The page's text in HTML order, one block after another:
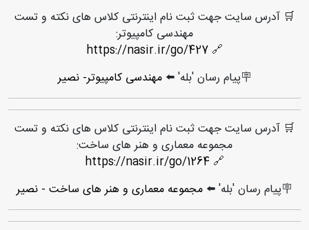
🛒 آدرس سایت جهت ثبت نام اینترنتی کلاس های نکته و تست
مهندسی کامپیوتر:
🔗
https://nasir.ir/go/427
🪧پیام رسان 'بله' ⬅️
مهندسی کامپیوتر- نصیر
🛒 آدرس سایت جهت ثبت نام اینترنتی کلاس های نکته و تست
مجموعه معماری و هنر های ساخت:
🔗
https://nasir.ir/go/1264
🪧پیام رسان 'بله' ⬅️
مجموعه معماری و هنر های ساخت - نصیر